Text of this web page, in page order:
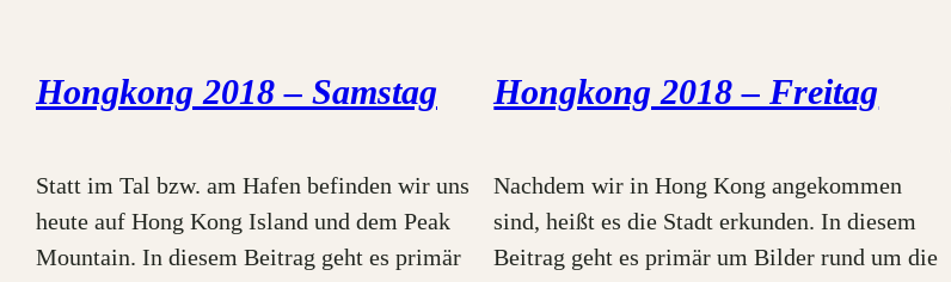
Hongkong 2018 – Samstag
Statt im Tal bzw. am Hafen befinden wir uns
heute auf Hong Kong Island und dem Peak
Mountain. In diesem Beitrag geht es primär
Hongkong 2018 – Freitag
Nachdem wir in Hong Kong angekommen
sind, heißt es die Stadt erkunden. In diesem
Beitrag geht es primär um Bilder rund um die